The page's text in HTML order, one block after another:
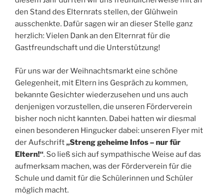
den Stand des Elternrats stellen, der Glühwein
ausschenkte. Dafür sagen wir an dieser Stelle ganz
herzlich: Vielen Dank an den Elternrat für die
Gastfreundschaft und die Unterstützung!
Für uns war der Weihnachtsmarkt eine schöne
Gelegenheit, mit Eltern ins Gespräch zu kommen,
bekannte Gesichter wiederzusehen und uns auch
denjenigen vorzustellen, die unseren Förderverein
bisher noch nicht kannten. Dabei hatten wir diesmal
einen besonderen Hingucker dabei: unseren Flyer mit
der Aufschrift„Streng geheime Infos – nur für
Eltern!“. So ließ sich auf sympathische Weise auf das
aufmerksam machen, was der Förderverein für die
Schule und damit für die Schülerinnen und Schüler
möglich macht.